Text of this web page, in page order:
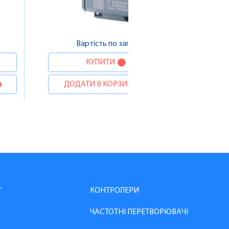
Вартість по запиту
КУПИТИ
ДОДАТИ В КОРЗИНУ
КОНТРОЛЕРИ
ЧАСТОТНІ ПЕРЕТВОРЮВАЧІ